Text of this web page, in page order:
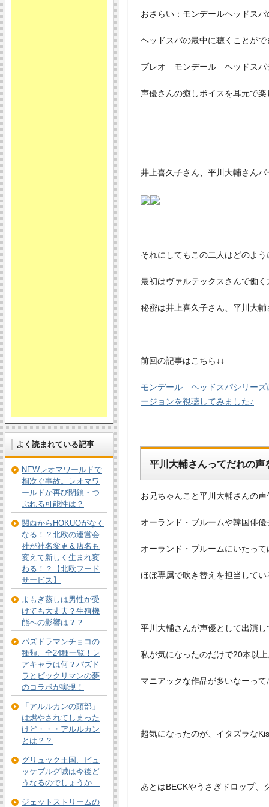
おさらい：モンデールヘッドス
ヘッドスパの最中に聴くことが
ブレオ モンデール ヘッドスパ
声優さんの癒しボイスを耳元で
井上喜久子さん、平川大輔さん
それにしてもこの二人はどのよ
最初はヴァルテックスさんで働
秘密は井上喜久子さん、平川大
前回の記事はこちら↓↓
モンデール ヘッドスパシリーズ
ージョンを視聴してみました♪
平川大輔さんってだれの声
お兄ちゃんこと平川大輔さんの
オーランド・ブルームや韓国俳
オーランド・ブルームにいたっ
ほぼ専属で吹き替えを担当して
平川大輔さんが声優として出演
私が気になったのだけで20本以
マニアックな作品が多いなーっ
超気になったのが、イタズラな
あとはBECKやうさぎドロップ、
よく読まれている記事
NEWレオマワールドで
相次ぐ事故。レオマワ
ールドが再び閉鎖・つ
ぶれる可能性は？
関西からHOKUOがなく
なる！？北欧の運営会
社が社名変更＆店名も
変えて新しく生まれ変
わる！？【北欧フード
サービス】
よもぎ蒸しは男性が受
けても大丈夫？生殖機
能への影響は？？
パズドラマンチョコの
種類、全24種一覧！レ
アキャラは何？パズド
ラとビックリマンの夢
のコラボが実現！
「アルルカンの頭部」
は燃やされてしまった
けど・・・アルルカン
とは？？
グリュック王国、ビュ
ッケブルグ城は今後ど
うなるのでしょうか…
ジェットストリームの